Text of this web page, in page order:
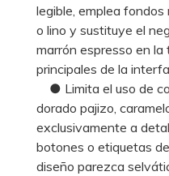
legible, emplea
o lino y sustituye el
marrón espresso en
principales de la
● Limita el uso de
dorado pajizo,
exclusivamente a
botones o etiquetas
diseño parezca